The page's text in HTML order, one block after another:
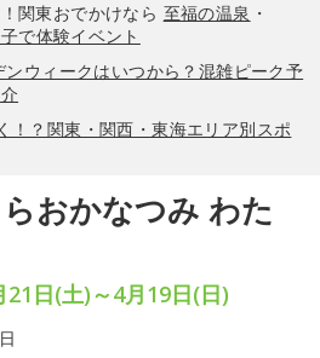
関東おでかけなら 至福の温泉 ・
で体験イベント
ウィークはいつから？混雑ピーク予
！？関東・関西・東海エリア別スポ
おかなつみ わた
日(土)～4月19日(日)